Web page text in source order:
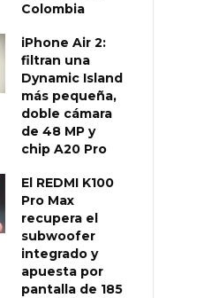
Colombia
iPhone Air 2:
filtran una
Dynamic Island
más pequeña,
doble cámara
de 48 MP y
chip A20 Pro
El REDMI K100
Pro Max
recupera el
subwoofer
integrado y
apuesta por
pantalla de 185